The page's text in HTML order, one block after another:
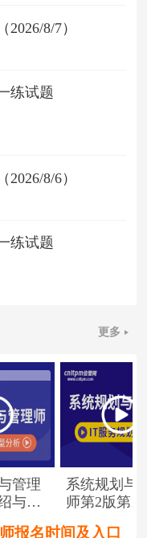
8/7）
练试题
8/6）
练试题
更多
管理
与题
系统规划与
师第2版第1
报名时间及入口